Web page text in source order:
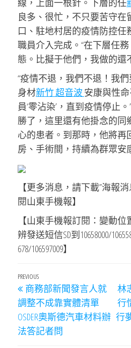
線，上面一根針。下層的任
良多、很忙，不只要苦守在
口、駐地村居的疫情防控任
職員介入完成。“在下層任務
態。比擬于他們，我做的還
“疫情不退，我們不退！我
身材新竹 超音波 安康與性
員‘零沾染’，直到疫情停止
勝了，這里還有他掛念的同
心的患者。到那時，他將再
房、手術間，持續為群眾安
【更多消息，請下載”海報
閱山東手機報】
【山東手機報訂閱：變動
辨發送短信SD到10658000/
678/106597009】
文
章
導
覽
Previous
Post
PREVIOUS
商務部新聞發言人就
調整不成靠實體清單
OSDER奧斯德汽車材料辦
法答記者問
林
行
行